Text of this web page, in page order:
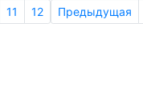
11 12 Предыдущая